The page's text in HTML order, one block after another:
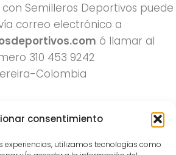
consentimiento
experiencias, utilizamos tecnologías como
Semilleros Deportivos puede
correo electrónico a
ó llamar al
310 453 9242
Colombia